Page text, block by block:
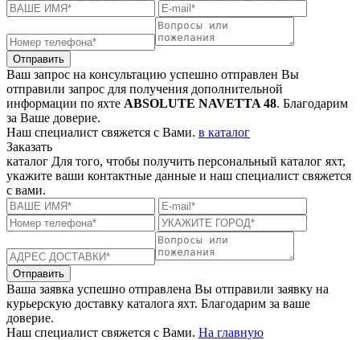
Отправить
Ваш запрос на консультацию успешно отправлен Вы
отправили запрос для получения дополнительной
информации по яхте ABSOLUTE NAVETTA 48. Благодарим
за Ваше доверие.
Наш специалист свяжется с Вами. в каталог
Заказать
каталог Для того, чтобы получить персональный каталог яхт,
укажите ваши контактные данные и наш специалист свяжется
с вами.
Отправить
Ваша заявка успешно отправлена Вы отправили заявку на
курьерскую доставку каталога яхт. Благодарим за ваше
доверие.
Наш специалист свяжется с Вами. На главную